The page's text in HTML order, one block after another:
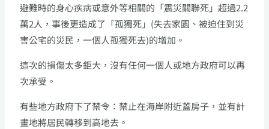
避難時的身心疾病或意外等相關的「震災關聯死」超過2.2
萬2人，事後更造成了「孤獨死」(失去家園、被迫住到災
害公宅的災民，一個人孤獨死去)的增加。
這次的損傷太多鉅大，沒有任何一個人或地方政府可以再
次承受。
有些地方政府下了禁令：禁止在海岸附近蓋房子，並有計
畫地將居民轉移到高地去。